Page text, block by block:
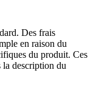
Des frais
en raison du
du produit. Ces
la description du